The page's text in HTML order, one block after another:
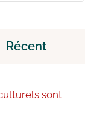
Récent
sont